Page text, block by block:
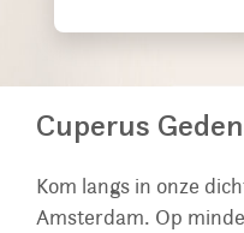
Cuperus
Kom langs in onze
Amsterdam. Op